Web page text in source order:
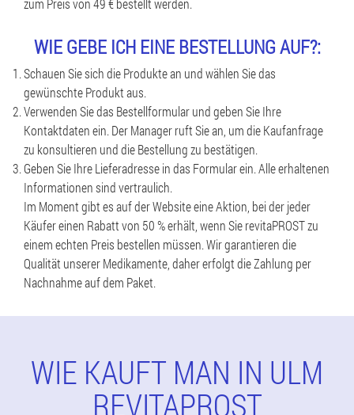
zum Preis von 49 € bestellt werden.
WIE GEBE ICH EINE BESTELLUNG AUF?:
Schauen Sie sich die Produkte an und wählen Sie das
gewünschte Produkt aus.
Verwenden Sie das Bestellformular und geben Sie Ihre
Kontaktdaten ein. Der Manager ruft Sie an, um die Kaufanfrage
zu konsultieren und die Bestellung zu bestätigen.
Geben Sie Ihre Lieferadresse in das Formular ein. Alle erhaltenen
Informationen sind vertraulich.
Im Moment gibt es auf der Website eine Aktion, bei der jeder
Käufer einen Rabatt von 50 % erhält, wenn Sie revitaPROST zu
einem echten Preis bestellen müssen. Wir garantieren die
Qualität unserer Medikamente, daher erfolgt die Zahlung per
Nachnahme auf dem Paket.
WIE KAUFT MAN IN ULM
REVITAPROST